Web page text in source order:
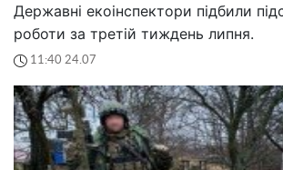
Державні екоінспектори підбили
роботи за третій тиждень липня.
11:40 24.07